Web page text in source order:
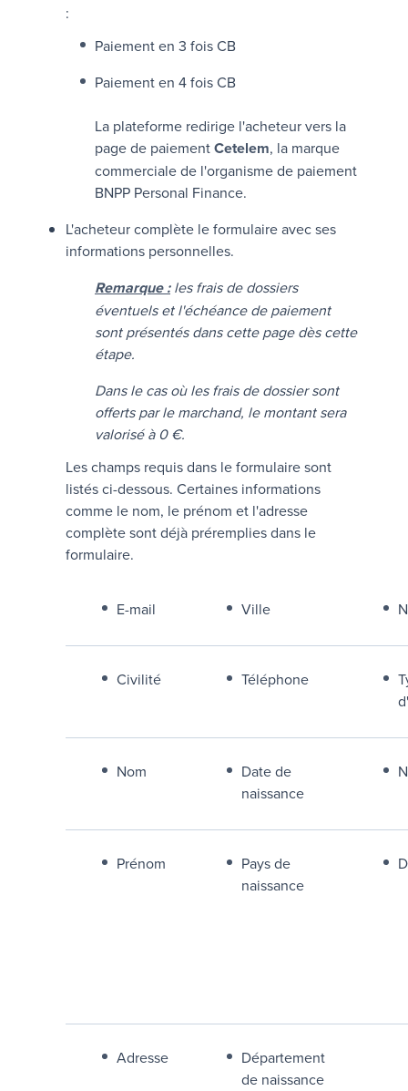
:
Paiement en 3 fois CB
Paiement en 4 fois CB
La plateforme redirige l'acheteur vers la
page de paiementCetelem, la marque
commerciale de l'organisme de paiement
BNPP Personal Finance.
L'acheteur complète le formulaire avec ses
informations personnelles.
Remarque :les frais de dossiers
éventuels et l'échéance de paiement
sont présentés dans cette page dès cette
étape.
Dans le cas où les frais de dossier sont
offerts par le marchand, le montant sera
valorisé à 0 €.
Les champs requis dans le formulaire sont
listés ci-dessous. Certaines informations
comme le nom, le prénom et l'adresse
complète sont déjà préremplies dans le
formulaire.
E-mail Ville
Civilité Téléphone
Nom
Date de
naissance
Prénom
Pays de
naissance
Adresse
Département
de naissance